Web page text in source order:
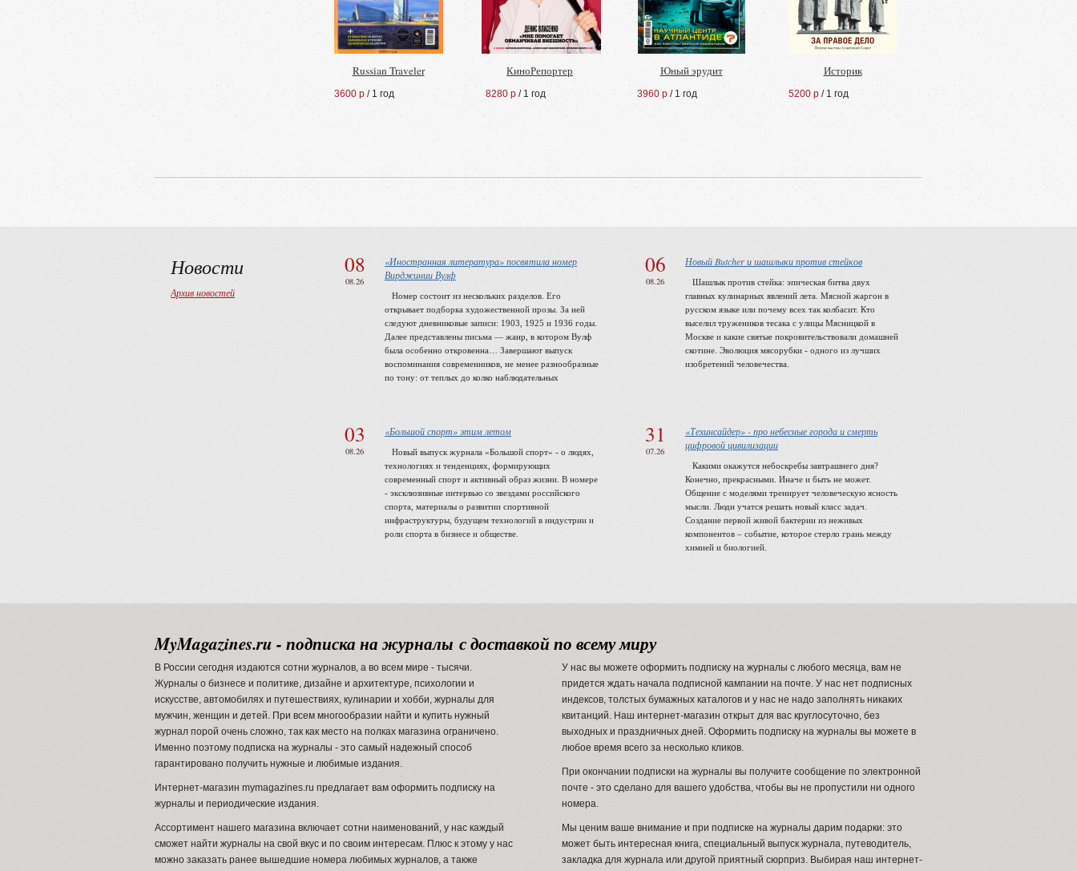
Russian Traveler
3600 р / 1 год
КиноРепортер
8280 р / 1 год
Юный эрудит
3960 р / 1 год
Историк
5200 р / 1 год
Новости
Архив новостей
08
08.26
«Иностранная литература» посвятила номер
Вирджинии Вулф
Номер состоит из нескольких разделов. Его
открывает подборка художественной прозы. За ней
следуют дневниковые записи: 1903, 1925 и 1936 годы.
Далее представлены письма — жанр, в котором Вулф
была особенно откровенна… Завершают выпуск
воспоминания современников, не менее разнообразные
по тону: от теплых до колко наблюдательных
06
08.26
Новый Butcher и шашлыки против стейков
Шашлык против стейка: эпическая битва двух
главных кулинарных явлений лета. Мясной жаргон в
русском языке или почему всех так колбасит. Кто
выселил тружеников тесака с улицы Мясницкой в
Москве и какие святые покровительствовали домашней
скотине. Эволюция мясорубки - одного из лучших
изобретений человечества.
03
08.26
«Большой спорт» этим летом
Новый выпуск журнала «Большой спорт» - о людях,
технологиях и тенденциях, формирующих
современный спорт и активный образ жизни. В номере
- эксклюзивные интервью со звездами российского
спорта, материалы о развитии спортивной
инфраструктуры, будущем технологий в индустрии и
роли спорта в бизнесе и обществе.
31
07.26
«Техинсайдер» - про небесные города и смерть
цифровой цивилизации
Какими окажутся небоскребы завтрашнего дня?
Конечно, прекрасными. Иначе и быть не может.
Общение с моделями тренирует человеческую ясность
мысли. Люди учатся решать новый класс задач.
Создание первой живой бактерии из неживых
компонентов – событие, которое стерло грань между
химией и биологией.
MyMagazines.ru - подписка на журналы с доставкой по всему миру
В России сегодня издаются сотни журналов, а во всем мире - тысячи.
Журналы о бизнесе и политике, дизайне и архитектуре, психологии и
искусстве, автомобилях и путешествиях, кулинарии и хобби, журналы для
мужчин, женщин и детей. При всем многообразии найти и купить нужный
журнал порой очень сложно, так как место на полках магазина ограничено.
Именно поэтому подписка на журналы - это самый надежный способ
гарантировано получить нужные и любимые издания.
Интернет-магазин mymagazines.ru предлагает вам оформить подписку на
журналы и периодические издания.
Ассортимент нашего магазина включает сотни наименований, у нас каждый
сможет найти журналы на свой вкус и по своим интересам. Плюс к этому у нас
можно заказать ранее вышедшие номера любимых журналов, а также
У нас вы можете оформить подписку на журналы с любого месяца, вам не
придется ждать начала подписной кампании на почте. У нас нет подписных
индексов, толстых бумажных каталогов и у нас не надо заполнять никаких
квитанций. Наш интернет-магазин открыт для вас круглосуточно, без
выходных и праздничных дней. Оформить подписку на журналы вы можете в
любое время всего за несколько кликов.
При окончании подписки на журналы вы получите сообщение по электронной
почте - это сделано для вашего удобства, чтобы вы не пропустили ни одного
номера.
Мы ценим ваше внимание и при подписке на журналы дарим подарки: это
может быть интересная книга, специальный выпуск журнала, путеводитель,
закладка для журнала или другой приятный сюрприз. Выбирая наш интернет-